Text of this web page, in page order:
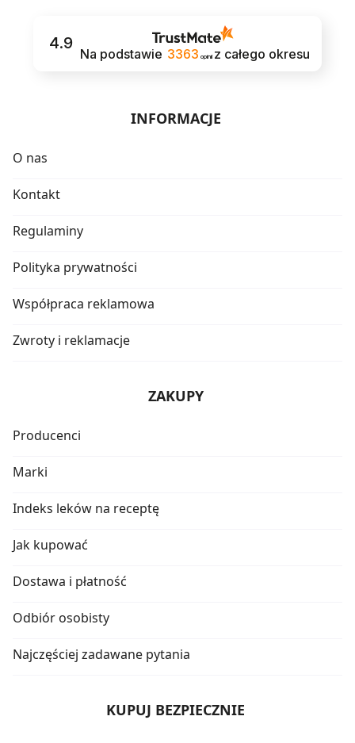
4.9
Na podstawie 3363 opinii z całego okresu
INFORMACJE
O nas
Kontakt
Regulaminy
Polityka prywatności
Współpraca reklamowa
Zwroty i reklamacje
ZAKUPY
Producenci
Marki
Indeks leków na receptę
Jak kupować
Dostawa i płatność
Odbiór osobisty
Najczęściej zadawane pytania
KUPUJ BEZPIECZNIE